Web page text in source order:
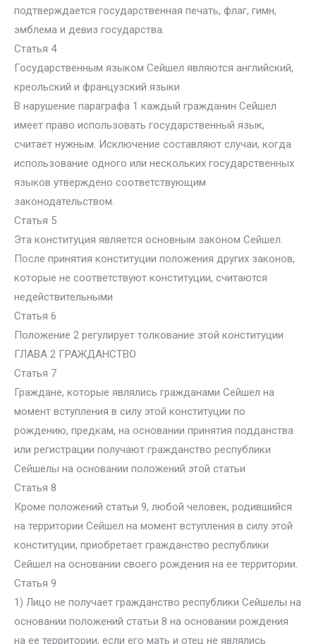
подтверждается государственная печать, флаг, гимн,
эмблема и девиз государства.
Статья 4
Государственным языком Сейшел являются английский,
креольский и французский языки
В нарушение параграфа 1 каждый гражданин Сейшел
имеет право использовать государственный язык,
считает нужным. Исключение составляют случаи, когда
использование одного или нескольких государственных
языков утверждено соответствующим
законодательством.
Статья 5
Эта конституция является основным законом Сейшел.
После принятия конституции положения других законов,
которые не соответствуют конституции, считаются
недействительными
Статья 6
Положение 2 регулирует толкование этой конституции
ГЛАВА 2 ГРАЖДАНСТВО
Статья 7
Граждане, которые являлись гражданами Сейшел на
момент вступления в силу этой конституции по
рождению, предкам, на основании принятия подданства
или регистрации получают гражданство республики
Сейшелы на основании положений этой статьи
Статья 8
Кроме положений статьи 9, любой человек, родившийся
на территории Сейшел на момент вступления в силу этой
конституции, приобретает гражданство республики
Сейшел на основании своего рождения на ее территории.
Статья 9
1) Лицо не получает гражданство республики Сейшелы на
основании положений статьи 8 на основании рождения
на ее территории, если его мать и отец не являлись